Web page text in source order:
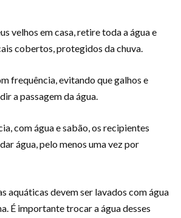
velhos em casa, retire toda a água e
cobertos, protegidos da chuva.
frequência, evitando que galhos e
a passagem da água.
com água e sabão, os recipientes
água, pelo menos uma vez por
aquáticas devem ser lavados com água
É importante trocar a água desses